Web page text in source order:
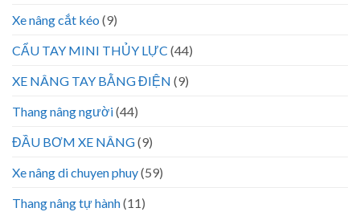
Xe nâng cắt kéo (9)
CẨU TAY MINI THỦY LỰC (44)
XE NÂNG TAY BẰNG ĐIỆN (9)
Thang nâng người(44)
ĐẦU BƠM XE NÂNG(9)
Xe nâng di chuyen phuy(59)
Thang nâng tự hành(11)